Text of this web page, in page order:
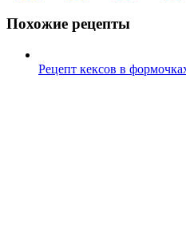
Похожие рецепты
Рецепт кексов в